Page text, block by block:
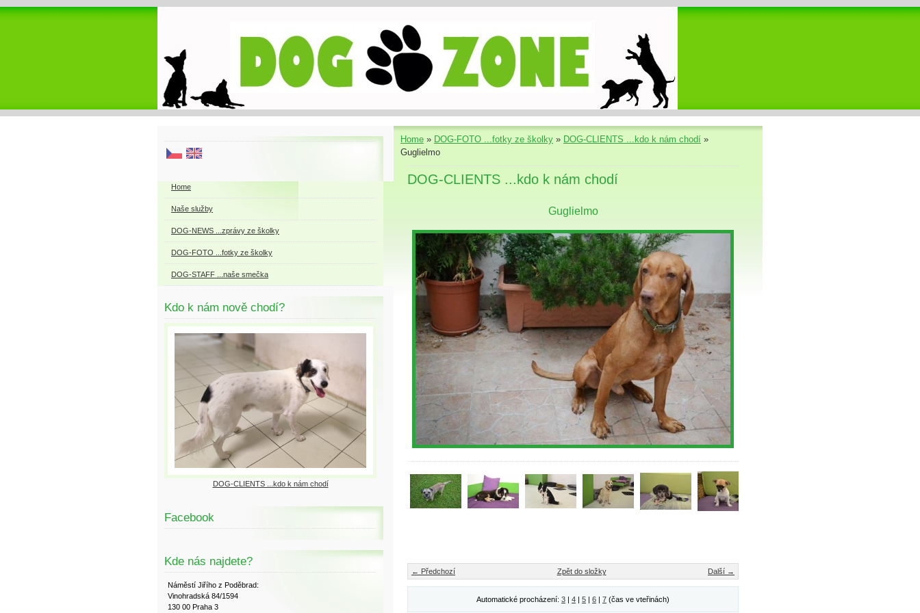
Home » DOG-FOTO ...fotky ze školky » DOG-CLIENTS ...kdo k nám chodí »
Guglielmo
DOG-CLIENTS ...kdo k nám chodí
Guglielmo
← Předchozí Další →
Zpět do složky
Automatické procházení: 3 | 4 | 5 | 6 | 7 (čas ve vteřinách)
Home
Naše služby
DOG-NEWS ...zprávy ze školky
DOG-FOTO ...fotky ze školky
DOG-STAFF ...naše smečka
Kdo k nám nově chodí?
DOG-CLIENTS ...kdo k nám chodí
Facebook
Kde nás najdete?
Náměstí Jiřího z Poděbrad:
Vinohradská 84/1594
130 00 Praha 3